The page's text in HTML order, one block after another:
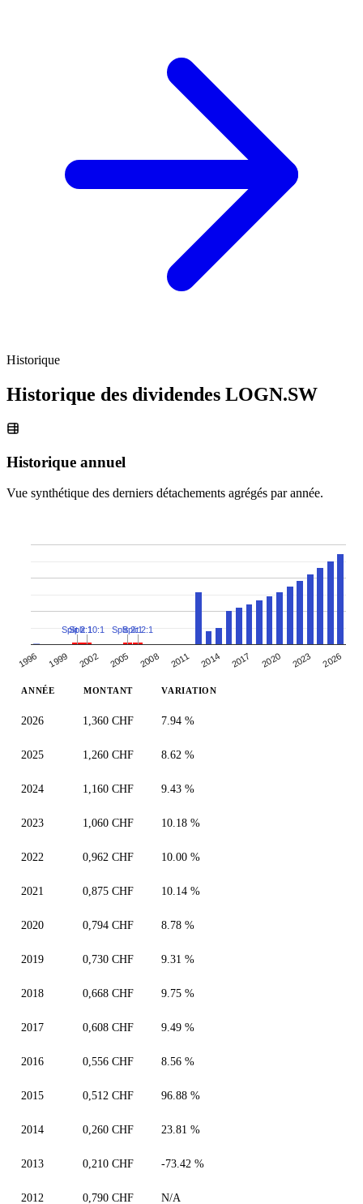
Historique
Historique des dividendes LOGN.SW
Historique annuel
Vue synthétique des derniers détachements agrégés par année.
1996 1999 2002 2005 2008 2011 2014 2017 2020 2023 2026
Split 2:1
Split 10:1 Split 2:1
Split 2:1
ANNÉE MONTANT VARIATION
2026 1,360 CHF 7.94 %
2025 1,260 CHF 8.62 %
2024 1,160 CHF 9.43 %
2023 1,060 CHF 10.18 %
2022 0,962 CHF 10.00 %
2021 0,875 CHF 10.14 %
2020 0,794 CHF 8.78 %
2019 0,730 CHF 9.31 %
2018 0,668 CHF 9.75 %
2017 0,608 CHF 9.49 %
2016 0,556 CHF 8.56 %
2015 0,512 CHF 96.88 %
2014 0,260 CHF 23.81 %
2013 0,210 CHF -73.42 %
2012 0,790 CHF N/A